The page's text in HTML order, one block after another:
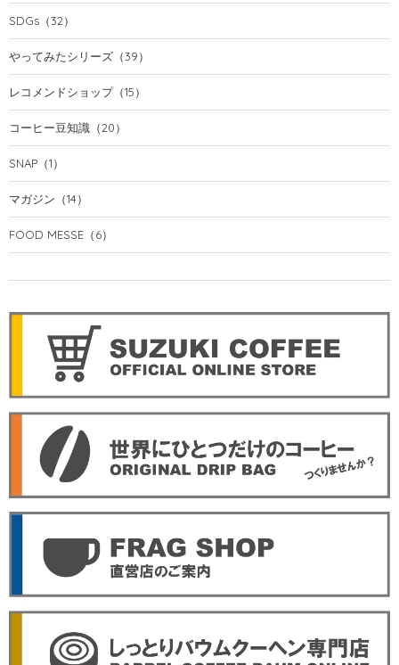
SDGs （32）
やってみたシリーズ （39）
レコメンドショップ（15）
コーヒー豆知識 （20）
SNAP （1）
マガジン （14）
FOOD MESSE （6）